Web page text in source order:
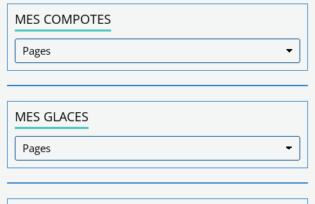
MES COMPOTES
MES GLACES